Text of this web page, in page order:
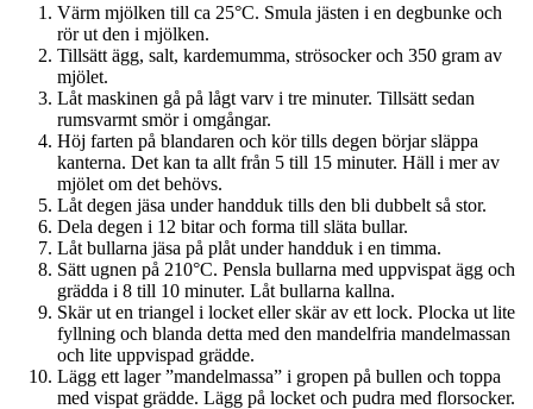
Värm mjölken till ca 25°C. Smula jästen i en degbunke och
rör ut den i mjölken.
Tillsätt ägg, salt, kardemumma, strösocker och 350 gram av
mjölet.
Låt maskinen gå på lågt varv i tre minuter. Tillsätt sedan
rumsvarmt smör i omgångar.
Höj farten på blandaren och kör tills degen börjar släppa
kanterna. Det kan ta allt från 5 till 15 minuter. Häll i mer av
mjölet om det behövs.
Låt degen jäsa under handduk tills den bli dubbelt så stor.
Dela degen i 12 bitar och forma till släta bullar.
Låt bullarna jäsa på plåt under handduk i en timma.
Sätt ugnen på 210°C. Pensla bullarna med uppvispat ägg och
grädda i 8 till 10 minuter. Låt bullarna kallna.
Skär ut en triangel i locket eller skär av ett lock. Plocka ut lite
fyllning och blanda detta med den mandelfria mandelmassan
och lite uppvispad grädde.
Lägg ett lager ”mandelmassa” i gropen på bullen och toppa
med vispat grädde. Lägg på locket och pudra med florsocker.